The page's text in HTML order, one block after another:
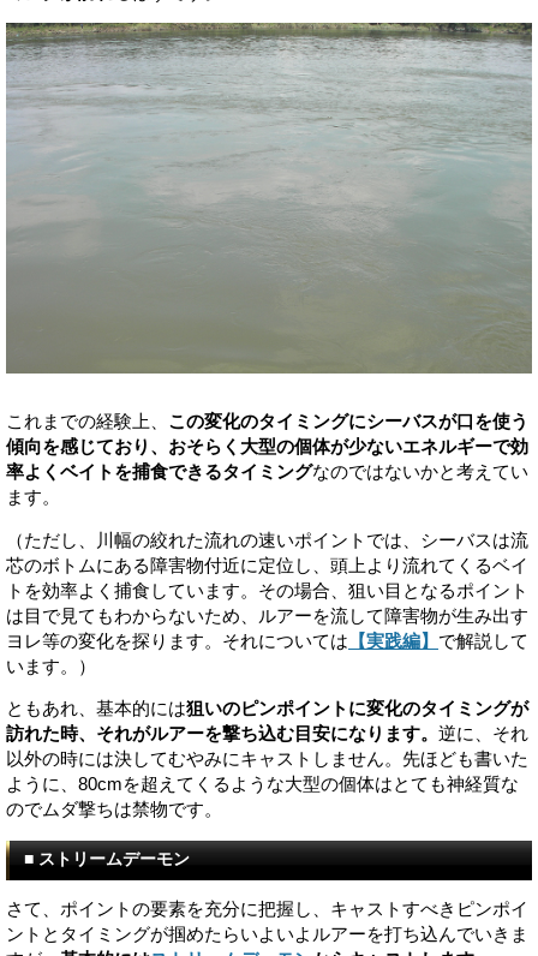
これまでの経験上、 この変化のタイミングにシーバスが口を使う
傾向を感じており、おそらく大型の個体が少ないエネルギーで効
率よくベイトを捕食できるタイミングなのではないかと考えてい
ます。
（ただし、川幅の絞れた流れの速いポイントでは、シーバスは流
芯のボトムにある障害物付近に定位し、頭上より流れてくるベイ
トを効率よく捕食しています。その場合、狙い目となるポイント
は目で見てもわからないため、ルアーを流して障害物が生み出す
ヨレ等の変化を探ります。それについては 【実践編】 で解説して
います。）
ともあれ、基本的には狙いのピンポイントに変化のタイミングが
訪れた時、それがルアーを撃ち込む目安になります。 逆に、それ
以外の時には決してむやみにキャストしません。先ほども書いた
ように、80cmを超えてくるような大型の個体はとても神経質な
のでムダ撃ちは禁物です。
■ ストリームデーモン
さて、ポイントの要素を充分に把握し、キャストすべきピンポイ
ントとタイミングが掴めたらいよいよルアーを打ち込んでいきま